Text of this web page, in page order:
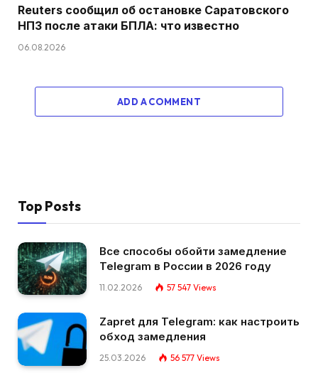
Reuters сообщил об остановке Саратовского
НПЗ после атаки БПЛА: что известно
06.08.2026
ADD A COMMENT
Top Posts
Все способы обойти замедление
Telegram в России в 2026 году
11.02.2026 57 547 Views
Zapret для Telegram: как настроить
обход замедления
25.03.2026 56 577 Views